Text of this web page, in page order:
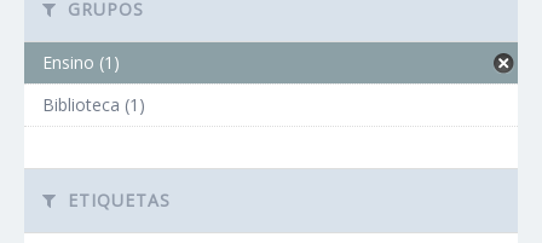
GRUPOS
Ensino (1)
Biblioteca (1)
ETIQUETAS